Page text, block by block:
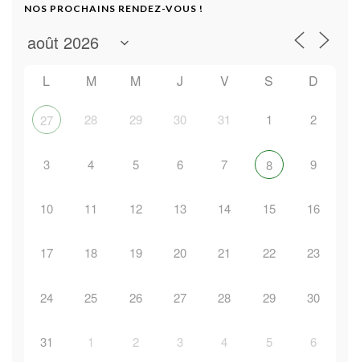
NOS PROCHAINS RENDEZ-VOUS !
L M M J V S D
27 28 29 30 31 1 2
3 4 5 6 7 8 9
10 11 12 13 14 15 16
17 18 19 20 21 22 23
24 25 26 27 28 29 30
31 1 2 3 4 5 6